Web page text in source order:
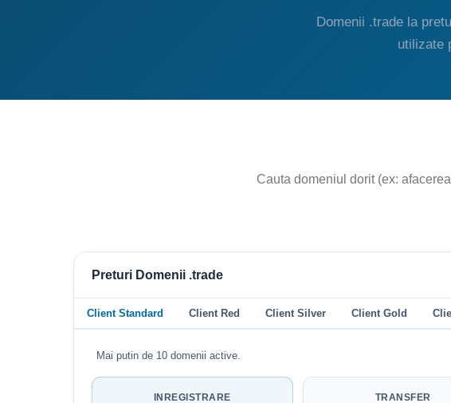
Domenii .trade la
utilizate
Preturi Domenii .trade
Client Standard Client Red Client Silver Client Gold
Mai putin de 10 domenii active.
INREGISTRARE TRANSFER